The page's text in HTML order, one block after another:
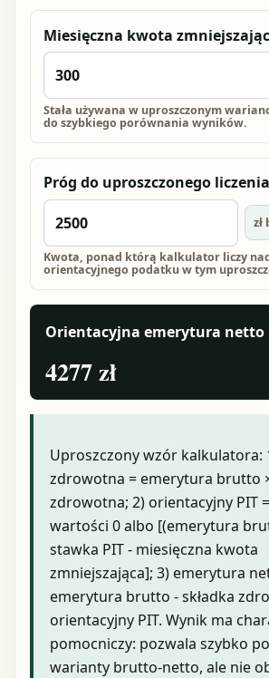
Miesięczna kwota
Stała używana w uproszczonym
do szybkiego porównania wyników.
Próg do uproszczonego
Kwota, ponad którą kalkulator liczy
orientacyjnego podatku w tym
Orientacyjna emerytura netto
4277 zł
Uproszczony wzór kalkulatora:
zdrowotna = emerytura brutto
zdrowotna; 2) orientacyjny PIT
wartości 0 albo [(emerytura
stawka PIT - miesięczna kwota
zmniejszająca]; 3) emerytura
emerytura brutto - składka
orientacyjny PIT. Wynik ma
pomocniczy: pozwala szybko
warianty brutto-netto, ale nie